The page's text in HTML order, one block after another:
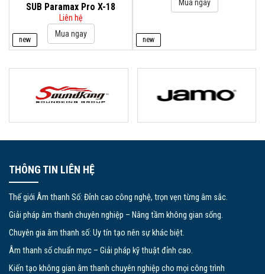
new
SUB Paramax Pro X-18
Liên hệ
new
THÔNG TIN LIÊN HỆ
Thế giới Âm thanh Số: Đỉnh cao công nghệ, trọn vẹn từng âm sắc.
Giải pháp âm thanh chuyên nghiệp – Nâng tầm không gian sống.
Chuyên gia âm thanh số: Uy tín tạo nên sự khác biệt.
Âm thanh số chuẩn mực – Giải pháp kỹ thuật đỉnh cao.
Kiến tạo không gian âm thanh chuyên nghiệp cho mọi công trình